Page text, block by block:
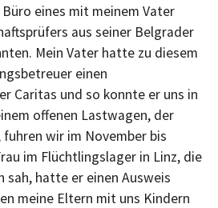
eines mit meinem Vater
aus seiner Belgrader
Mein Vater hatte zu diesem
einen
Caritas und so konnte er uns in
offenen Lastwagen, der
wir im November bis
im Flüchtlingslager in Linz, die
sah, hatte er einen Ausweis
meine Eltern mit uns Kindern